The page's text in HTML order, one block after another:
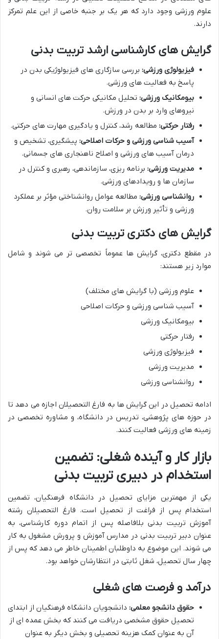
علوم ورزشی وجود دارد که هر یک بر جنبه خاصی از این علم تمرکز
دارند.
گرایش های کارشناسی ارشد تربیت بدنی
فیزیولوژی ورزشی: بررسی سازگاری های فیزیولوژیکی بدن در
پاسخ به فعالیت های ورزشی.
بیومکانیک ورزشی: تحلیل مکانیکی حرکت های انسانی و
نیروهای وارد بر بدن در ورزش.
رفتار حرکتی: مطالعه رشد، کنترل و یادگیری مهارت های حرکتی.
آسیب شناسی ورزشی و حرکات اصلاحی: پیشگیری، تشخیص و
درمان آسیب های ورزشی و اصلاح ناهنجاری های جسمانی.
مدیریت ورزشی: برنامه ریزی، سازماندهی، رهبری و کنترل در
سازمان ها و رویدادهای ورزشی.
روانشناسی ورزشی: مطالعه عوامل روانشناختی مؤثر بر عملکرد
ورزشی و تأثیر ورزش بر سلامت روان.
گرایش های دکتری تربیت بدنی
در مقطع دکتری، گرایش ها عموماً تخصصی تر می شوند و شامل
موارد زیر هستند:
علوم ورزشی (با گرایش های مختلف)
آسیب شناسی ورزشی و حرکات اصلاحی
بیومکانیک ورزشی
رفتار حرکتی
فیزیولوژی ورزشی
مدیریت ورزشی
روانشناسی ورزشی
ادامه تحصیل در این گرایش ها به فارغ التحصیلان اجازه می دهد تا
در حوزه های پژوهشی، تدریس در دانشگاه، و مشاوره تخصصی در
زمینه های ورزشی فعالیت کنند.
بازار کار و آینده شغلی: تضمین
استخدام در دبیری تربیت بدنی
یکی از مهمترین مزایای تحصیل در دانشگاه فرهنگیان، تضمین
استخدام پس از فراغت از تحصیل است. فارغ التحصیلان رشته
آموزش تربیت بدنی بلافاصله پس از اتمام دوره کارشناسی، به
عنوان دبیر تربیت بدنی در مدارس آموزش و پرورش مشغول به کار
می شوند. این موضوع به داوطلبان اطمینان خاطر می دهد که پس از
چهار سال تحصیل، شغل ثابتی در انتظارشان خواهد بود.
درآمد و فرصت های شغلی
حقوق دانشجو معلمی: دانشجویان دانشگاه فرهنگیان از ابتدای
تحصیل حقوق مشخصی دریافت می کنند که بخش عمده ای از
آن به عنوان کمک هزینه تحصیلی و بخش دیگر به عنوان